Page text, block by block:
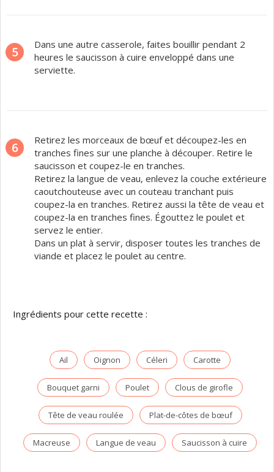
5
Dans une autre casserole, faites bouillir pendant 2
heures le saucisson à cuire enveloppé dans une
serviette.
6
Retirez les morceaux de bœuf et découpez-les en
tranches fines sur une planche à découper. Retire le
saucisson et coupez-le en tranches.
Retirez la langue de veau, enlevez la couche extérieure
caoutchouteuse avec un couteau tranchant puis
coupez-la en tranches. Retirez aussi la tête de veau et
coupez-la en tranches fines. Égouttez le poulet et
servez le entier.
Dans un plat à servir, disposer toutes les tranches de
viande et placez le poulet au centre.
Ingrédients pour cette recette :
Ail Oignon Céleri Carotte
Bouquet garni Poulet Clous de girofle
Tête de veau roulée Plat-de-côtes de bœuf
Macreuse Langue de veau Saucisson à cuire